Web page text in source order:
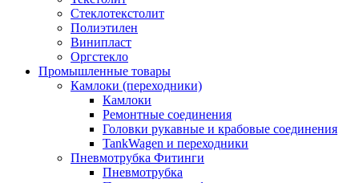
Стеклотекстолит
Полиэтилен
Винипласт
Оргстекло
Промышленные товары
Камлоки (переходники)
Камлоки
Ремонтные соединения
Головки рукавные и крабовые соединения
TankWagen и переходники
Пневмотрубка Фитинги
Пневмотрубка